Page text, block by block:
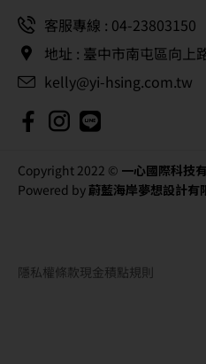
客服專線 : 04-23803150
地址 : 臺中市南屯區向上
kelly@yi-hsing.com.tw
Copyright 2022 © 一心國際科技
Powered by 蔚藍海岸夢想設計有
隱私權條款現金積點規則